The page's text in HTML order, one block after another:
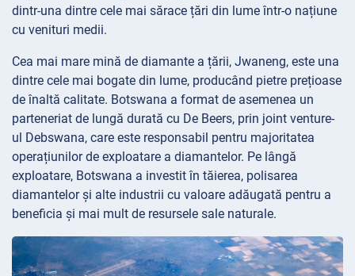
dintr-una dintre cele mai sărace țări din lume într-o națiune
cu venituri medii.
Cea mai mare mină de diamante a țării, Jwaneng, este una
dintre cele mai bogate din lume, producând pietre prețioase
de înaltă calitate. Botswana a format de asemenea un
parteneriat de lungă durată cu De Beers, prin joint venture-
ul Debswana, care este responsabil pentru majoritatea
operațiunilor de exploatare a diamantelor. Pe lângă
exploatare, Botswana a investit în tăierea, polisarea
diamantelor și alte industrii cu valoare adăugată pentru a
beneficia și mai mult de resursele sale naturale.